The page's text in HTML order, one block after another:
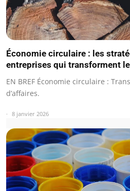
Économie circulaire : les
entreprises qui transforment
EN BREF Économie circulaire :
d’affaires.
8 janvier 2026